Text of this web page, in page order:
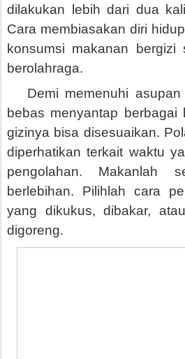
dilakukan lebih dari dua
Cara membiasakan diri
konsumsi makanan bergizi
berolahraga.
Demi memenuhi asupan
bebas menyantap berbagai
gizinya bisa disesuaikan.
diperhatikan terkait waktu
pengolahan. Makanlah
berlebihan. Pilihlah cara
yang dikukus, dibakar,
digoreng.